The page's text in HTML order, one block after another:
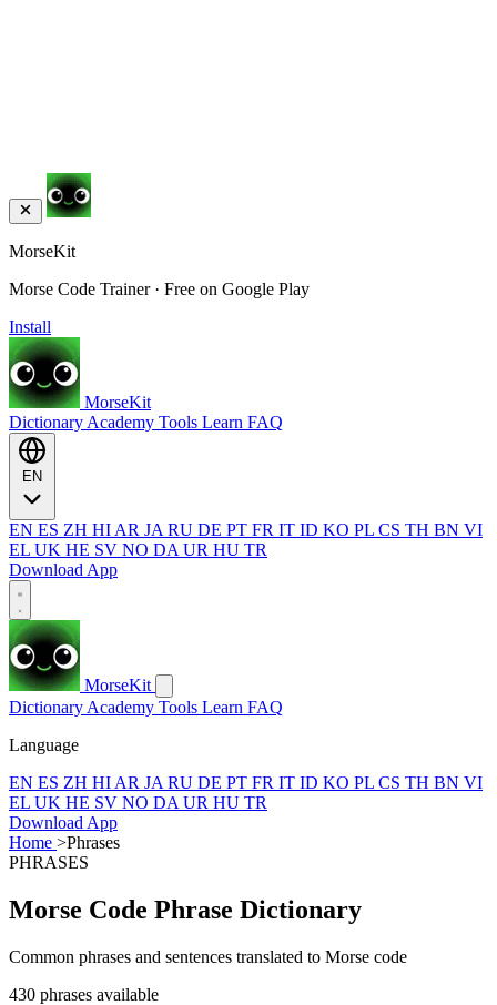
MorseKit
Morse Code Trainer · Free on Google Play
Install
MorseKit
Dictionary Academy Tools Learn FAQ
EN ES ZH HI AR JA RU DE PT FR IT ID KO PL CS TH BN VI
EL UK HE SV NO DA UR HU TR
Download App
MorseKit
Dictionary Academy Tools Learn FAQ
Language
EN ES ZH HI AR JA RU DE PT FR IT ID KO PL CS TH BN VI
EL UK HE SV NO DA UR HU TR
Download App
Home >Phrases
PHRASES
Morse Code Phrase Dictionary
Common phrases and sentences translated to Morse code
430 phrases available